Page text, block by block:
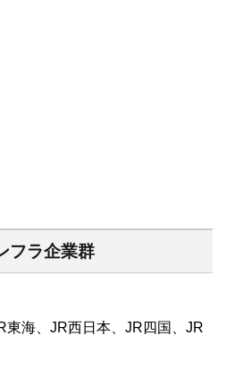
フラ企業群
東海、JR西日本、JR四国、JR